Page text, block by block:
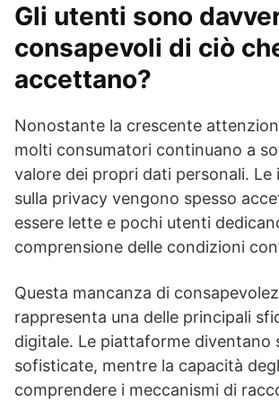
Gli utenti sono
consapevoli di ciò
accettano?
Nonostante la crescente
molti consumatori continuano a
valore dei propri dati personali.
sulla privacy vengono spesso
essere lette e pochi utenti
comprensione delle condizioni
Questa mancanza di
rappresenta una delle principali
digitale. Le piattaforme diventano
sofisticate, mentre la capacità
comprendere i meccanismi di